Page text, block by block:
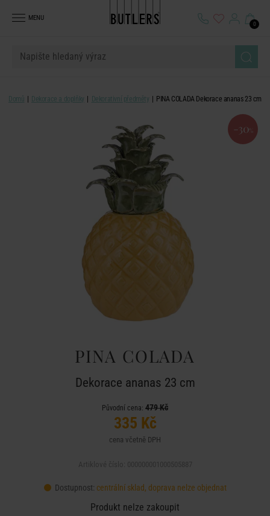
MENU
0
Domů Dekorace a doplňky Dekorativní předměty PINA COLADA Dekorace ananas 23 cm
-30 %
PINA COLADA
Dekorace ananas 23 cm
Původní cena: 479 Kč
335 Kč
cena včetně DPH
Dostupnost: centrální sklad, doprava nelze objednat
Produkt nelze zakoupit